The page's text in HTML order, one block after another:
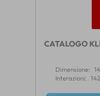
CATALOGO
Dimensione:
Interazioni: 142